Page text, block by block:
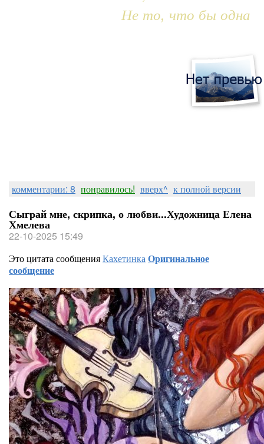
Не то, что бы одна
комментарии: 8 понравилось! вверх^ к полной версии
Сыграй мне, скрипка, о любви...Художница Елена
Хмелева
22-10-2025 15:49
Это цитата сообщенияКахетинкаОригинальное
сообщение